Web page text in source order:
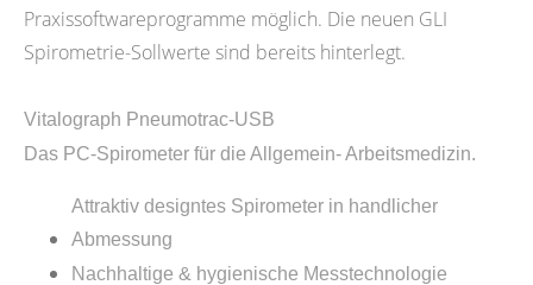
Praxissoftwareprogramme möglich. Die neuen GLI
Spirometrie-Sollwerte sind bereits hinterlegt.
Vitalograph Pneumotrac-USB
Das PC-Spirometer für die Allgemein- Arbeitsmedizin.
Attraktiv designtes Spirometer in handlicher
Abmessung
Nachhaltige & hygienische Messtechnologie